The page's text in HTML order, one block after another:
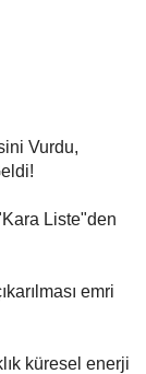
Vurdu,
Liste"den
emri
küresel enerji